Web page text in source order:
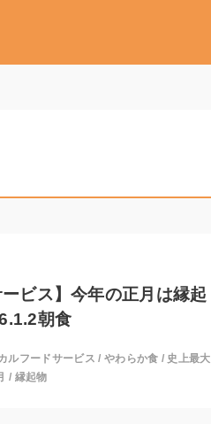
ビス】今年の正月は縁起
朝食
ルフードサービス / やわらか食 / 史上最大
/ 縁起物